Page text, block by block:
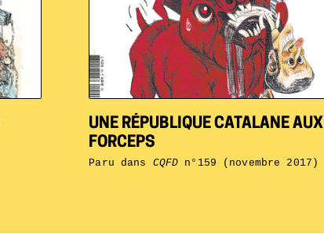
UNE RÉPUBLIQUE CATALANE AUX
FORCEPS
Paru dans CQFD n°159 (novembre 2017)